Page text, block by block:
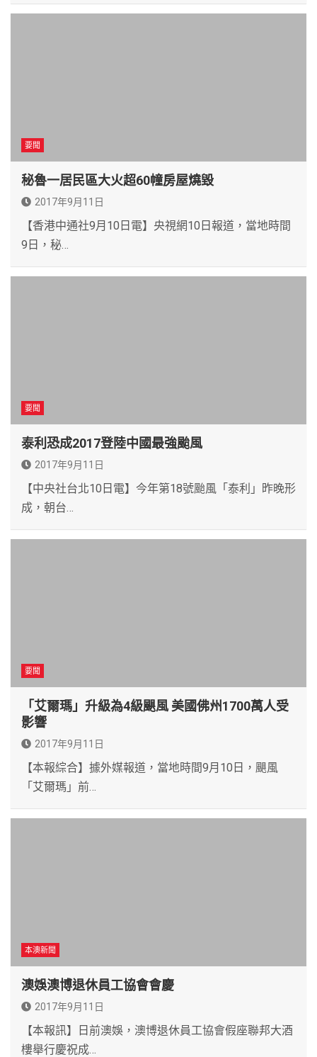
要聞
秘魯一居民區大火超60幢房屋燒毀
2017年9月11日
【香港中通社9月10日電】央視網10日報道，當地時間
9日，秘…
要聞
泰利恐成2017登陸中國最強颱風
2017年9月11日
【中央社台北10日電】今年第18號颱風「泰利」昨晚形
成，朝台…
要聞
「艾爾瑪」升級為4級颶風 美國佛州1700萬人受
影響
2017年9月11日
【本報綜合】據外媒報道，當地時間9月10日，颶風
「艾爾瑪」前…
本澳新聞
澳娛澳博退休員工協會會慶
2017年9月11日
【本報訊】日前澳娛，澳博退休員工協會假座聯邦大酒
樓舉行慶祝成…